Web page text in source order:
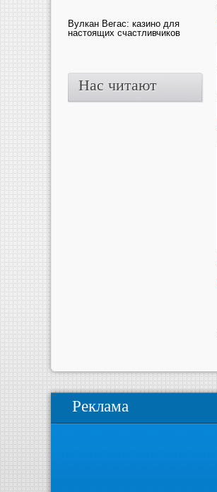
Вулкан Вегас: казино для
настоящих счастливчиков
Нас читают
Реклама